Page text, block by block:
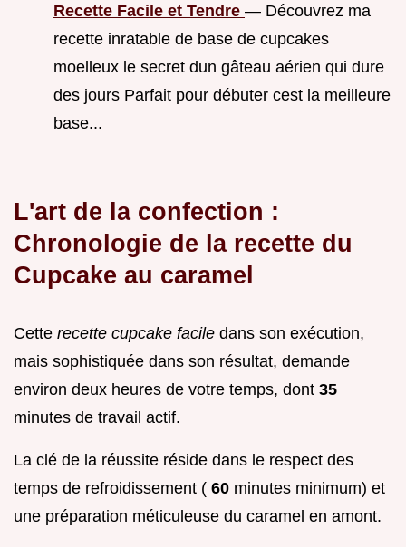
Recette Facile et Tendre — Découvrez ma
recette inratable de base de cupcakes
moelleux le secret dun gâteau aérien qui dure
des jours Parfait pour débuter cest la meilleure
base...
L'art de la confection :
Chronologie de la recette du
Cupcake au caramel
Cette recette cupcake facile dans son exécution,
mais sophistiquée dans son résultat, demande
environ deux heures de votre temps, dont 35
minutes de travail actif.
La clé de la réussite réside dans le respect des
temps de refroidissement ( 60 minutes minimum) et
une préparation méticuleuse du caramel en amont.